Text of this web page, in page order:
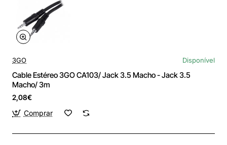
3GO Disponível
Cable Estéreo 3GO CA103/ Jack 3.5 Macho - Jack 3.5
Macho/ 3m
2,08€
Comprar